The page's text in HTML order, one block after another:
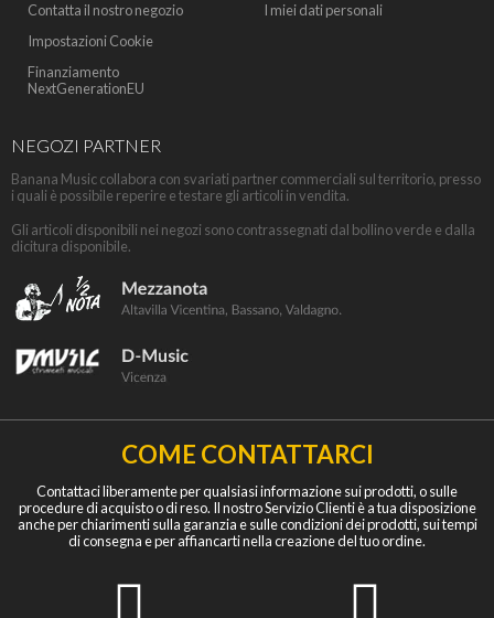
Contatta il nostro negozio
Impostazioni Cookie
Finanziamento
NextGenerationEU
I miei dati personali
NEGOZI PARTNER
Banana Music collabora con svariati partner commerciali sul territorio, presso
i quali è possibile reperire e testare gli articoli in vendita.
Gli articoli disponibili nei negozi sono contrassegnati dal bollino verde e dalla
dicitura disponibile.
COME CONTATTARCI
Contattaci liberamente per qualsiasi informazione sui prodotti, o sulle
procedure di acquisto o di reso. Il nostro Servizio Clienti è a tua disposizione
anche per chiarimenti sulla garanzia e sulle condizioni dei prodotti, sui tempi
di consegna e per affiancarti nella creazione del tuo ordine.